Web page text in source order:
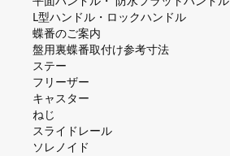
L型ハンドル・ロックハンドル
蝶番のご案内
盤⽤裏蝶番取付け参考⼨法
ステー
フリーザー
キャスター
ねじ
スライドレール
ソレノイド